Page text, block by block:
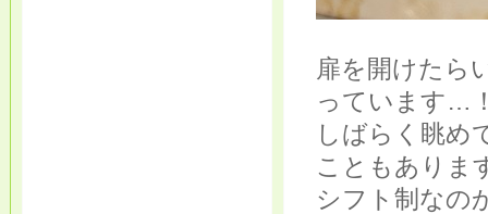
扉を開けたら
っています…
しばらく眺め
こともありま
シフト制なの